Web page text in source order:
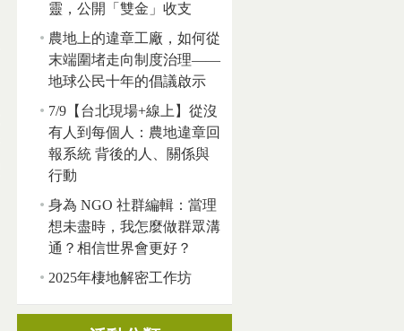
靈，公開「雙金」收支
農地上的違章工廠，如何從
末端圍堵走向制度治理——
地球公民十年的倡議啟示
7/9【台北現場+線上】從沒
有人到每個人：農地違章回
報系統 背後的人、關係與
行動
身為 NGO 社群編輯：當理
想未盡時，我怎麼做群眾溝
通？相信世界會更好？
2025年棲地解密工作坊